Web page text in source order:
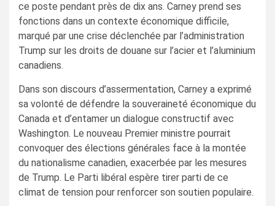
ce poste pendant près de dix ans. Carney prend ses
fonctions dans un contexte économique difficile,
marqué par une crise déclenchée par l’administration
Trump sur les droits de douane sur l’acier et l’aluminium
canadiens.
Dans son discours d’assermentation, Carney a exprimé
sa volonté de défendre la souveraineté économique du
Canada et d’entamer un dialogue constructif avec
Washington. Le nouveau Premier ministre pourrait
convoquer des élections générales face à la montée
du nationalisme canadien, exacerbée par les mesures
de Trump. Le Parti libéral espère tirer parti de ce
climat de tension pour renforcer son soutien populaire.